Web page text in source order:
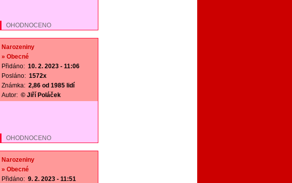
OHODNOCENO
Narozeniny
» Obecné
Přidáno: 10. 2. 2023 - 11:06
Posláno: 1572x
Známka: 2,86 od 1985 lidí
Autor: © Jiří Poláček
OHODNOCENO
Narozeniny
» Obecné
Přidáno: 9. 2. 2023 - 11:51